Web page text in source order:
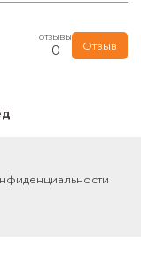
ОТЗЫВЫ
0 Отзыв